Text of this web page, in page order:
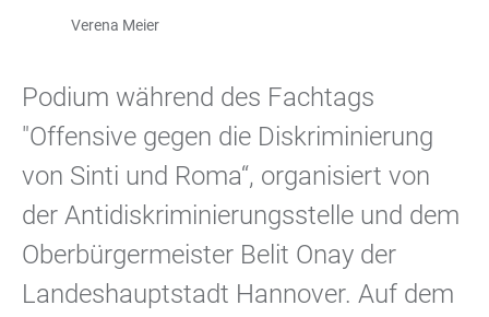
Verena Meier
Podium während des Fachtags
"Offensive gegen die Diskriminierung
von Sinti und Roma“, organisiert von
der Antidiskriminierungsstelle und dem
Oberbürgermeister Belit Onay der
Landeshauptstadt Hannover. Auf dem